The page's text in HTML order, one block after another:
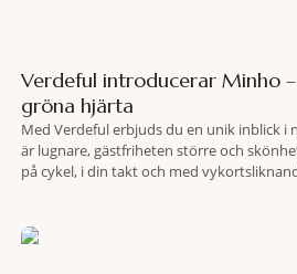
Verdeful introducerar Minho
gröna hjärta
Med Verdeful erbjuds du en unik inblick
är lugnare, gästfriheten större och
på cykel, i din takt och med
travel när det